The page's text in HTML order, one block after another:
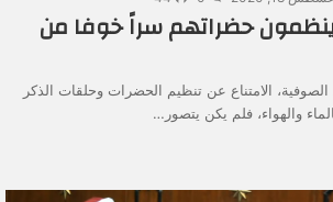
حضراتهم سراً خوفا من
الامتناع عن تنظيم الحضرات وحلقات الذكر
والهواء، فلم يكن يتصور…